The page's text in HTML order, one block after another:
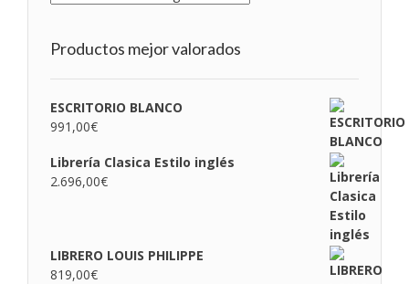
Productos mejor valorados
ESCRITORIO BLANCO
991,00€
Librería Clasica Estilo inglés
2.696,00€
LIBRERO LOUIS PHILIPPE
819,00€